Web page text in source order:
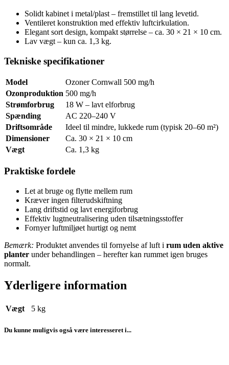
Solidt kabinet i metal/plast – fremstillet til lang levetid.
Ventileret konstruktion med effektiv luftcirkulation.
Elegant sort design, kompakt størrelse – ca. 30 × 21 × 10 cm.
Lav vægt – kun ca. 1,3 kg.
Tekniske specifikationer
Model
Ozoner Cornwall 500 mg/h
Ozonproduktion 500 mg/h
Strømforbrug
18 W – lavt elforbrug
Spænding
AC 220–240 V
Driftsområde
Ideel til mindre, lukkede rum (typisk 20–60 m²)
Dimensioner
Ca. 30 × 21 × 10 cm
Vægt
Ca. 1,3 kg
Praktiske fordele
Let at bruge og flytte mellem rum
Kræver ingen filterudskiftning
Lang driftstid og lavt energiforbrug
Effektiv lugtneutralisering uden tilsætningsstoffer
Fornyer luftmiljøet hurtigt og nemt
Bemærk: Produktet anvendes til fornyelse af luft i rum uden aktive
planter under behandlingen – herefter kan rummet igen bruges
normalt.
Yderligere information
Vægt 5 kg
Du kunne muligvis også være interesseret i...